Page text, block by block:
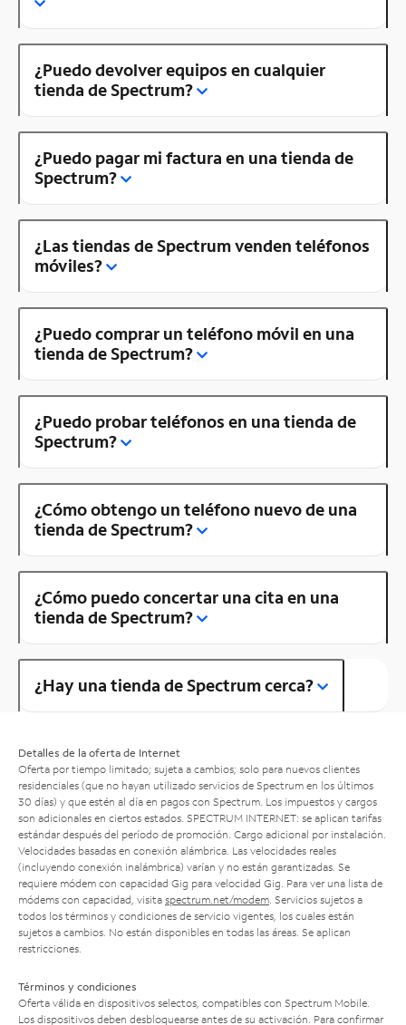
¿Puedo devolver equipos en cualquier
tienda de Spectrum?
¿Puedo pagar mi factura en una tienda de
Spectrum?
¿Las tiendas de Spectrum venden teléfonos
móviles?
¿Puedo comprar un teléfono móvil en una
tienda de Spectrum?
¿Puedo probar teléfonos en una tienda de
Spectrum?
¿Cómo obtengo un teléfono nuevo de una
tienda de Spectrum?
¿Cómo puedo concertar una cita en una
tienda de Spectrum?
¿Hay una tienda de Spectrum cerca?
Detalles de la oferta de Internet
Oferta por tiempo limitado; sujeta a cambios; solo para nuevos clientes
residenciales (que no hayan utilizado servicios de Spectrum en los últimos
30 días) y que estén al día en pagos con Spectrum. Los impuestos y cargos
son adicionales en ciertos estados. SPECTRUM INTERNET: se aplican tarifas
estándar después del período de promoción. Cargo adicional por instalación.
Velocidades basadas en conexión alámbrica. Las velocidades reales
(incluyendo conexión inalámbrica) varían y no están garantizadas. Se
requiere módem con capacidad Gig para velocidad Gig. Para ver una lista de
módems con capacidad, visita spectrum.net/modem . Servicios sujetos a
todos los términos y condiciones de servicio vigentes, los cuales están
sujetos a cambios. No están disponibles en todas las áreas. Se aplican
restricciones.
Términos y condiciones
Oferta válida en dispositivos selectos, compatibles con Spectrum Mobile.
Los dispositivos deben desbloquearse antes de su activación. Para confirmar